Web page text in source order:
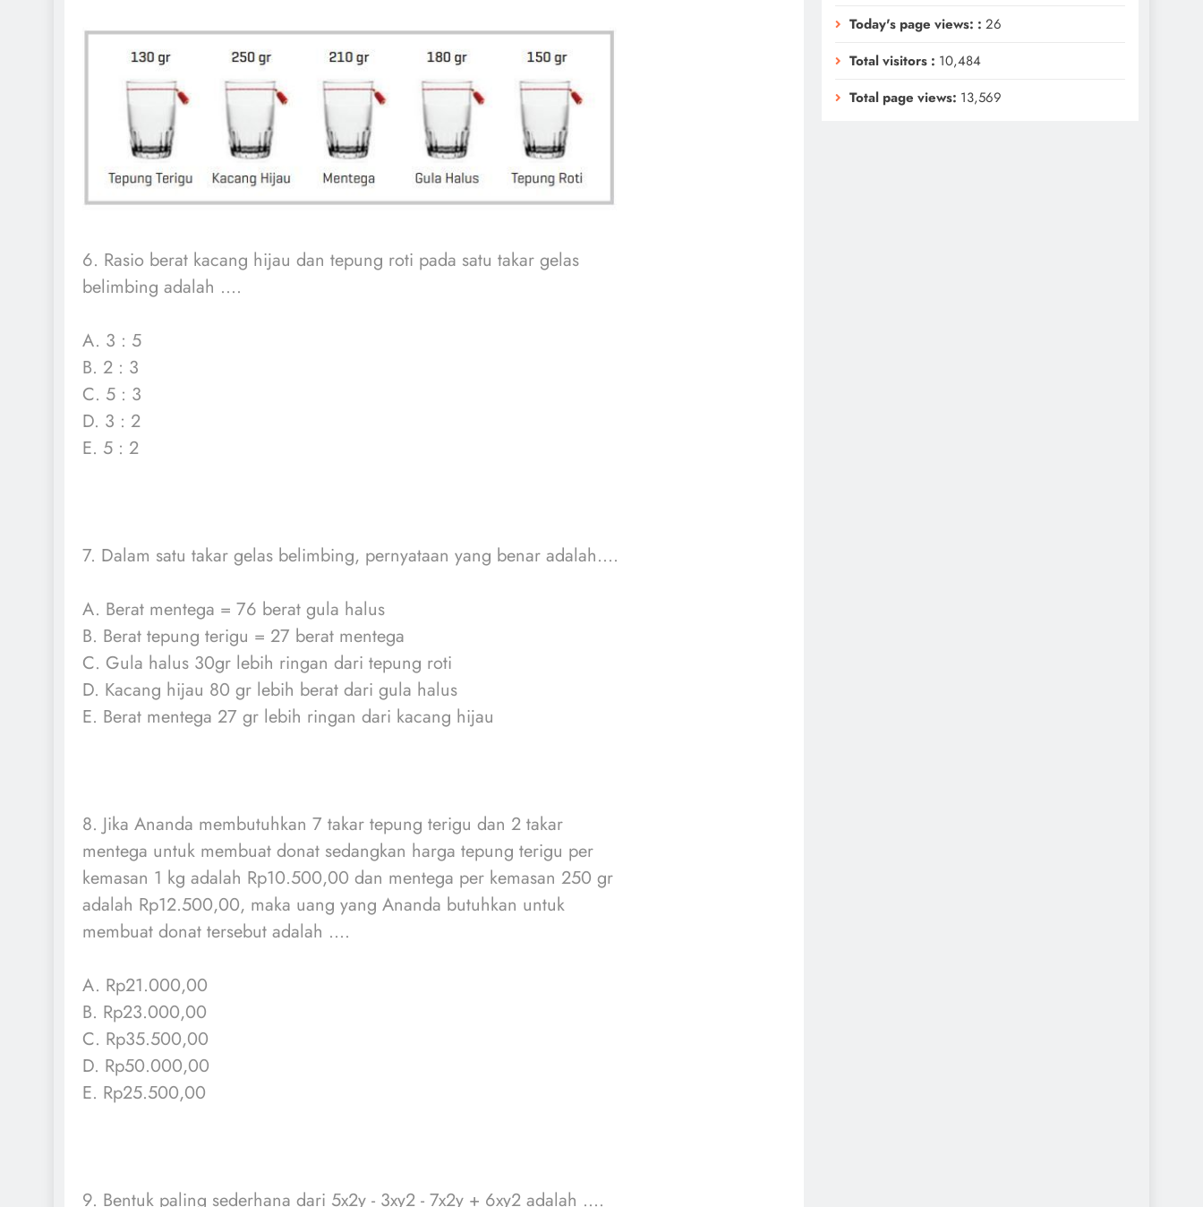
6. Rasio berat kacang hijau dan tepung roti pada satu takar gelas
belimbing adalah ....
A. 3 : 5
B. 2 : 3
C. 5 : 3
D. 3 : 2
E. 5 : 2
7. Dalam satu takar gelas belimbing, pernyataan yang benar adalah....
A. Berat mentega = 76 berat gula halus
B. Berat tepung terigu = 27 berat mentega
C. Gula halus 30gr lebih ringan dari tepung roti
D. Kacang hijau 80 gr lebih berat dari gula halus
E. Berat mentega 27 gr lebih ringan dari kacang hijau
8. Jika Ananda membutuhkan 7 takar tepung terigu dan 2 takar
mentega untuk membuat donat sedangkan harga tepung terigu per
kemasan 1 kg adalah Rp10.500,00 dan mentega per kemasan 250 gr
adalah Rp12.500,00, maka uang yang Ananda butuhkan untuk
membuat donat tersebut adalah ....
A. Rp21.000,00
B. Rp23.000,00
C. Rp35.500,00
D. Rp50.000,00
E. Rp25.500,00
9. Bentuk paling sederhana dari 5x2y - 3xy2 - 7x2y + 6xy2 adalah ....
Today's page views: : 26
Total visitors : 10,484
Total page views: 13,569